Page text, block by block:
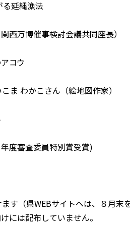
る延縄漁法
万博催事検討会議共同座長）
コウ
ま わかこさん（絵地図作家）
度審査委員特別賞受賞)
す（県WEBサイトへは、８月
には配布していません。